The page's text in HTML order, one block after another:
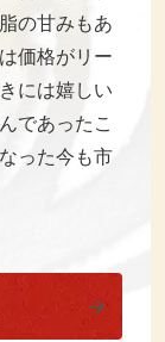
の甘みもあ
価格がリー
には嬉しい
であったこ
った今も市